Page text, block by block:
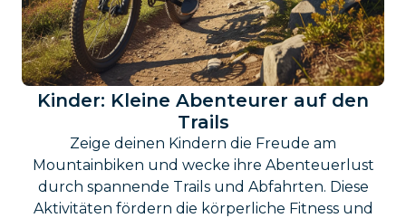
Kinder: Kleine Abenteurer auf den
Trails
Zeige deinen Kindern die Freude am
Mountainbiken und wecke ihre Abenteuerlust
durch spannende Trails und Abfahrten. Diese
Aktivitäten fördern die körperliche Fitness und